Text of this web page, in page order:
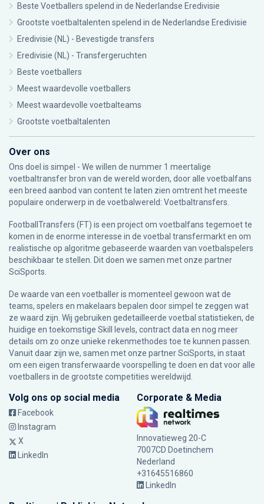
Beste Voetballers spelend in de Nederlandse Eredivisie
Grootste voetbaltalenten spelend in de Nederlandse Eredivisie
Eredivisie (NL) - Bevestigde transfers
Eredivisie (NL) - Transfergeruchten
Beste voetballers
Meest waardevolle voetballers
Meest waardevolle voetbalteams
Grootste voetbaltalenten
Over ons
Ons doel is simpel - We willen de nummer 1 meertalige
voetbaltransfer bron van de wereld worden, door alle voetbalfans
een breed aanbod van content te laten zien omtrent het meeste
populaire onderwerp in de voetbalwereld: Voetbaltransfers.
FootballTransfers (FT) is een project om voetbalfans tegemoet te
komen in de enorme interesse in de voetbal transfermarkt en om
realistische op algoritme gebaseerde waarden van voetbalspelers
beschikbaar te stellen. Dit doen we samen met onze partner
SciSports
De waarde van een voetballer is momenteel gewoon wat de
teams, spelers en makelaars bepalen door simpel te zeggen wat
ze waard zijn. Wij gebruiken gedetailleerde voetbal statistieken, de
huidige en toekomstige Skill levels, contract data en nog meer
details om zo onze unieke rekenmethodes toe te kunnen passen.
Vanuit daar zijn we, samen met onze partner SciSports, in staat
om een eigen transferwaarde voorspelling te doen en dat voor alle
voetballers in de grootste competities wereldwijd.
Volg ons op social media
Facebook
Instagram
X
LinkedIn
Corporate & Media
Innovatieweg 20-C
7007CD Doetinchem
Nederland
+31645516860
LinkedIn